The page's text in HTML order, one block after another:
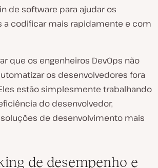
de software para ajudar os
a codificar mais rapidamente e com
que os engenheiros DevOps não
os desenvolvedores fora
estão simplesmente trabalhando
do desenvolvedor,
de desenvolvimento mais
de desempenho e